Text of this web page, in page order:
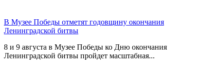
В Музее Победы отметят годовщину окончания
Ленинградской битвы
8 и 9 августа в Музее Победы ко Дню окончания
Ленинградской битвы пройдет масштабная...